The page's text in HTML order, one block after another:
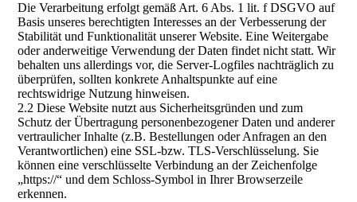
Die Verarbeitung erfolgt gemäß Art. 6 Abs. 1 lit. f DSGVO auf
Basis unseres berechtigten Interesses an der Verbesserung der
Stabilität und Funktionalität unserer Website. Eine Weitergabe
oder anderweitige Verwendung der Daten findet nicht statt. Wir
behalten uns allerdings vor, die Server-Logfiles nachträglich zu
überprüfen, sollten konkrete Anhaltspunkte auf eine
rechtswidrige Nutzung hinweisen.
2.2 Diese Website nutzt aus Sicherheitsgründen und zum
Schutz der Übertragung personenbezogener Daten und anderer
vertraulicher Inhalte (z.B. Bestellungen oder Anfragen an den
Verantwortlichen) eine SSL-bzw. TLS-Verschlüsselung. Sie
können eine verschlüsselte Verbindung an der Zeichenfolge
„https://“ und dem Schloss-Symbol in Ihrer Browserzeile
erkennen.